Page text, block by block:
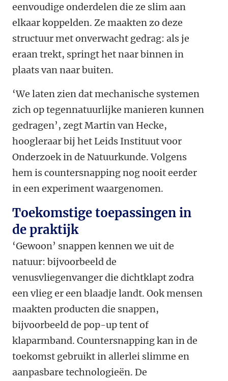
eenvoudige onderdelen die ze slim aan
elkaar koppelden. Ze maakten zo deze
structuur met onverwacht gedrag: als je
eraan trekt, springt het naar binnen in
plaats van naar buiten.
‘We laten zien dat mechanische systemen
zich op tegennatuurlijke manieren kunnen
gedragen’, zegt Martin van Hecke,
hoogleraar bij het Leids Instituut voor
Onderzoek in de Natuurkunde. Volgens
hem is countersnapping nog nooit eerder
in een experiment waargenomen.
Toekomstige toepassingen in
de praktijk
‘Gewoon’ snappen kennen we uit de
natuur: bijvoorbeeld de
venusvliegenvanger die dichtklapt zodra
een vlieg er een blaadje landt. Ook mensen
maakten producten die snappen,
bijvoorbeeld de pop-up tent of
klaparmband. Countersnapping kan in de
toekomst gebruikt in allerlei slimme en
aanpasbare technologieën. De